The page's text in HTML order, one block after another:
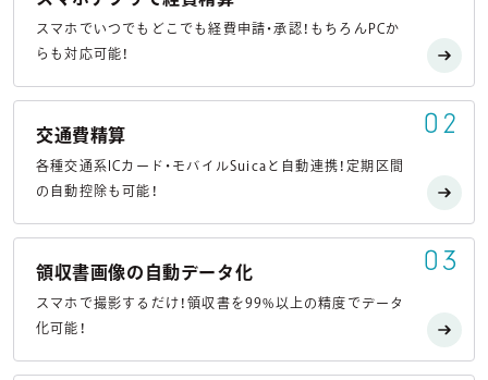
スマホでいつでもどこでも経費申請・承認！もちろんPCか
らも対応可能！
交通費精算
各種交通系ICカード・モバイルSuicaと自動連携！定期区間
の自動控除も可能！
02
領収書画像の自動データ化
スマホで撮影するだけ！領収書を99%以上の精度でデータ
化可能！
03